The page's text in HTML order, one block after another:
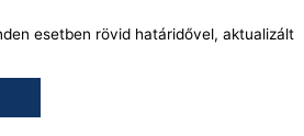
esetben rövid határidővel, aktualizált